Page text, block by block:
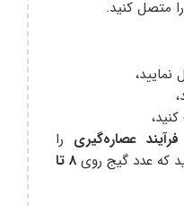
متصل کنید.
فرآیند عصاره‌گیری را
که عدد گیج روی
8 تا